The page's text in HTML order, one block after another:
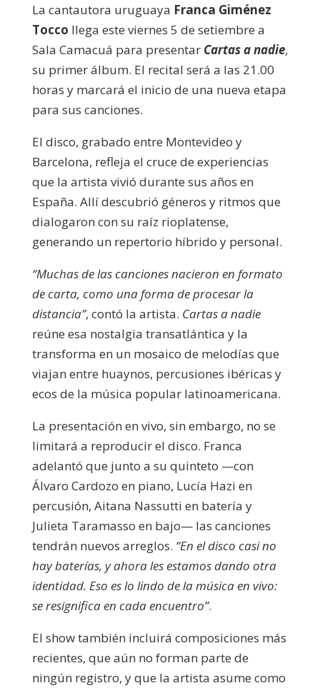
La cantautora uruguaya Franca Giménez
Tocco llega este viernes 5 de setiembre a
Sala Camacuá para presentar Cartas a nadie,
su primer álbum. El recital será a las 21.00
horas y marcará el inicio de una nueva etapa
para sus canciones.
El disco, grabado entre Montevideo y
Barcelona, refleja el cruce de experiencias
que la artista vivió durante sus años en
España. Allí descubrió géneros y ritmos que
dialogaron con su raíz rioplatense,
generando un repertorio híbrido y personal.
“Muchas de las canciones nacieron en formato
de carta, como una forma de procesar la
distancia”, contó la artista. Cartas a nadie
reúne esa nostalgia transatlántica y la
transforma en un mosaico de melodías que
viajan entre huaynos, percusiones ibéricas y
ecos de la música popular latinoamericana.
La presentación en vivo, sin embargo, no se
limitará a reproducir el disco. Franca
adelantó que junto a su quinteto —con
Álvaro Cardozo en piano, Lucía Hazi en
percusión, Aitana Nassutti en batería y
Julieta Taramasso en bajo— las canciones
tendrán nuevos arreglos. “En el disco casi no
hay baterías, y ahora les estamos dando otra
identidad. Eso es lo lindo de la música en vivo:
se resignifica en cada encuentro”.
El show también incluirá composiciones más
recientes, que aún no forman parte de
ningún registro, y que la artista asume como